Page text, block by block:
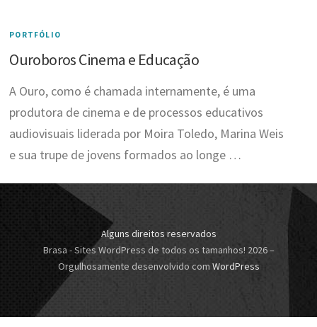
PORTFÓLIO
Ouroboros Cinema e Educação
A Ouro, como é chamada internamente, é uma
produtora de cinema e de processos educativos
audiovisuais liderada por Moira Toledo, Marina Weis
e sua trupe de jovens formados ao longe …
Alguns direitos reservados
Brasa - Sites WordPress de todos os tamanhos! 2026–
Orgulhosamente desenvolvido com WordPress